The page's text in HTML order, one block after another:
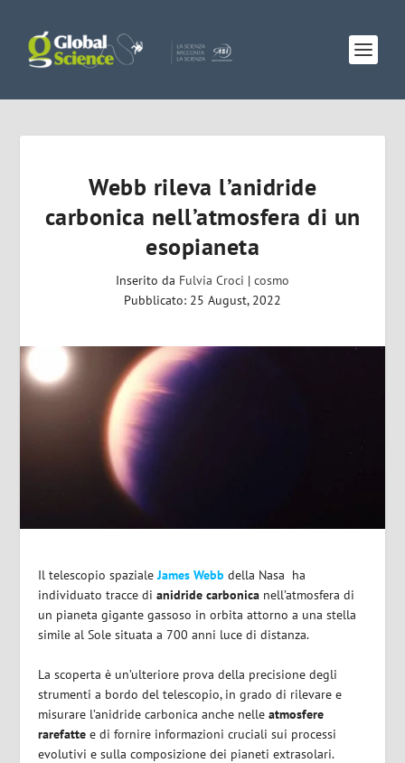
Webb rileva l’anidride
carbonica nell’atmosfera di un
esopianeta
Inserito da Fulvia Croci | cosmo
Pubblicato: 25 August, 2022
Il telescopio spazialeJames Webb della Nasa ha
individuato tracce di anidride carbonica nell’atmosfera di
un pianeta gigante gassoso in orbita attorno a una stella
simile al Sole situata a 700 anni luce di distanza.
La scoperta è un’ulteriore prova della precisione degli
strumenti a bordo del telescopio, in grado di rilevare e
misurare l’anidride carbonica anche nelleatmosfere
rarefatte e di fornire informazioni cruciali sui processi
evolutivi e sulla composizione dei pianeti extrasolari.